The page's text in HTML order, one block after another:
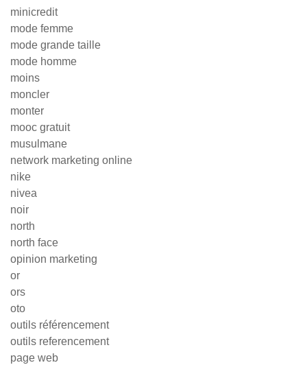
minicredit
mode femme
mode grande taille
mode homme
moins
moncler
monter
mooc gratuit
musulmane
network marketing online
nike
nivea
noir
north
north face
opinion marketing
or
ors
oto
outils référencement
outils referencement
page web